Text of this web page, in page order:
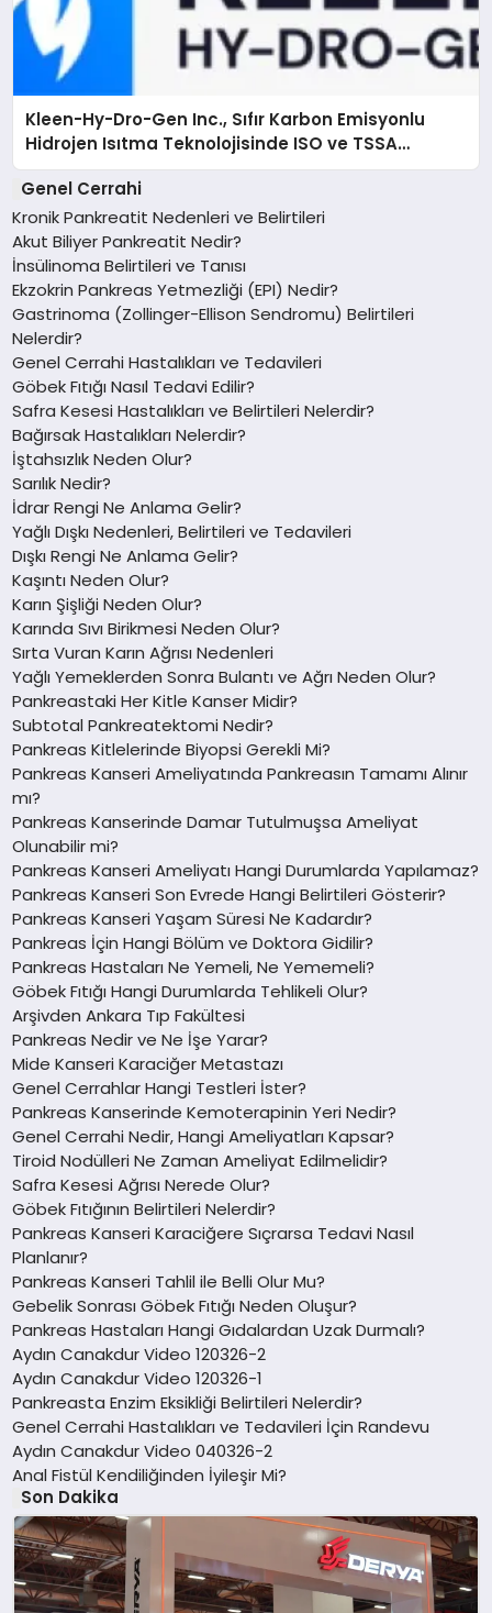
Kleen-Hy-Dro-Gen Inc., Sıfır Karbon Emisyonlu
Hidrojen Isıtma Teknolojisinde ISO ve TSSA
Düzenleyici Onaylarını Aldı
Genel Cerrahi
Kronik Pankreatit Nedenleri ve Belirtileri
Akut Biliyer Pankreatit Nedir?
İnsülinoma Belirtileri ve Tanısı
Ekzokrin Pankreas Yetmezliği (EPI) Nedir?
Gastrinoma (Zollinger-Ellison Sendromu) Belirtileri
Nelerdir?
Genel Cerrahi Hastalıkları ve Tedavileri
Göbek Fıtığı Nasıl Tedavi Edilir?
Safra Kesesi Hastalıkları ve Belirtileri Nelerdir?
Bağırsak Hastalıkları Nelerdir?
İştahsızlık Neden Olur?
Sarılık Nedir?
İdrar Rengi Ne Anlama Gelir?
Yağlı Dışkı Nedenleri, Belirtileri ve Tedavileri
Dışkı Rengi Ne Anlama Gelir?
Kaşıntı Neden Olur?
Karın Şişliği Neden Olur?
Karında Sıvı Birikmesi Neden Olur?
Sırta Vuran Karın Ağrısı Nedenleri
Yağlı Yemeklerden Sonra Bulantı ve Ağrı Neden Olur?
Pankreastaki Her Kitle Kanser Midir?
Subtotal Pankreatektomi Nedir?
Pankreas Kitlelerinde Biyopsi Gerekli Mi?
Pankreas Kanseri Ameliyatında Pankreasın Tamamı Alınır
mı?
Pankreas Kanserinde Damar Tutulmuşsa Ameliyat
Olunabilir mi?
Pankreas Kanseri Ameliyatı Hangi Durumlarda Yapılamaz?
Pankreas Kanseri Son Evrede Hangi Belirtileri Gösterir?
Pankreas Kanseri Yaşam Süresi Ne Kadardır?
Pankreas İçin Hangi Bölüm ve Doktora Gidilir?
Pankreas Hastaları Ne Yemeli, Ne Yememeli?
Göbek Fıtığı Hangi Durumlarda Tehlikeli Olur?
Arşivden Ankara Tıp Fakültesi
Pankreas Nedir ve Ne İşe Yarar?
Mide Kanseri Karaciğer Metastazı
Genel Cerrahlar Hangi Testleri İster?
Pankreas Kanserinde Kemoterapinin Yeri Nedir?
Genel Cerrahi Nedir, Hangi Ameliyatları Kapsar?
Tiroid Nodülleri Ne Zaman Ameliyat Edilmelidir?
Safra Kesesi Ağrısı Nerede Olur?
Göbek Fıtığının Belirtileri Nelerdir?
Pankreas Kanseri Karaciğere Sıçrarsa Tedavi Nasıl
Planlanır?
Pankreas Kanseri Tahlil ile Belli Olur Mu?
Gebelik Sonrası Göbek Fıtığı Neden Oluşur?
Pankreas Hastaları Hangi Gıdalardan Uzak Durmalı?
Aydın Canakdur Video 120326-2
Aydın Canakdur Video 120326-1
Pankreasta Enzim Eksikliği Belirtileri Nelerdir?
Genel Cerrahi Hastalıkları ve Tedavileri İçin Randevu
Aydın Canakdur Video 040326-2
Anal Fistül Kendiliğinden İyileşir Mi?
Son Dakika